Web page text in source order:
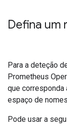
Defina um
Para a deteção
Prometheus
que corresponda
espaço de
Pode usar a